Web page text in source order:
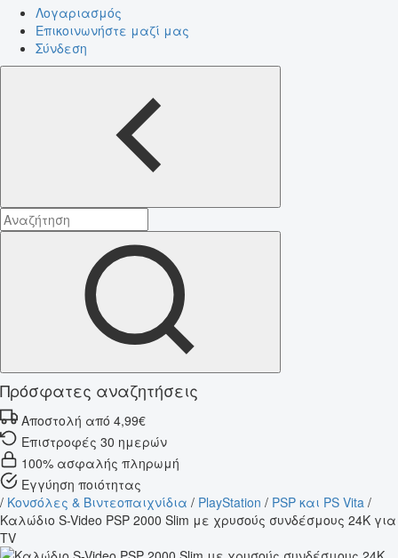
Λογαριασμός
Επικοινωνήστε μαζί μας
Σύνδεση
Πρόσφατες αναζητήσεις
Αποστολή από 4,99€
Επιστροφές 30 ημερών
100% ασφαλής πληρωμή
Εγγύηση ποιότητας
/ Κονσόλες & Βιντεοπαιχνίδια / PlayStation / PSP και PS Vita /
Καλώδιο S-Video PSP 2000 Slim με χρυσούς συνδέσμους 24K για
TV